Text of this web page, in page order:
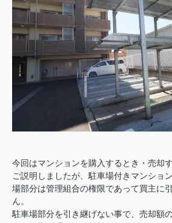
今回はマンションを購入するとき・売却
ご説明しましたが、駐車場付きマンショ
場部分は管理組合の権限であって買主に
ん。
駐車場部分を引き継げない事で、売却額